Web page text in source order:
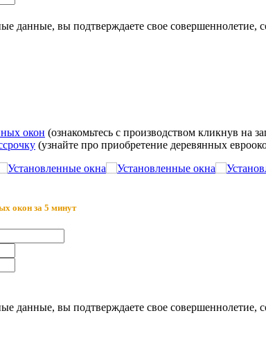
данные, вы подтверждаете свое совершеннолетие,
окон (ознакомьтесь с производством кликнув на
(узнайте про приобретение деревянных
окон за 5 минут
данные, вы подтверждаете свое совершеннолетие,